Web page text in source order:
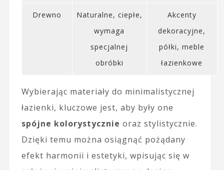
Drewno
Naturalne, ciepłe,
wymaga
specjalnej
obróbki
Akcenty
dekoracyjne,
półki, meble
łazienkowe
Wybierając materiały do minimalistycznej
łazienki, kluczowe jest, aby były one
spójne kolorystycznie oraz stylistycznie.
Dzięki temu można osiągnąć pożądany
efekt harmonii i estetyki, wpisując się w